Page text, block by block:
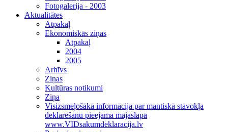
Fotogalerija - 2003
Aktualitātes
Atpakaļ
Ekonomiskās ziņas
Atpakaļ
2004
2005
Arhīvs
Ziņas
Kultūras notikumi
Ziņa
Visizsmeļošākā informācija par mantiskā stāvokļa
deklarēšanu pieejama mājaslapā
www.VIDsakumdeklaracija.lv